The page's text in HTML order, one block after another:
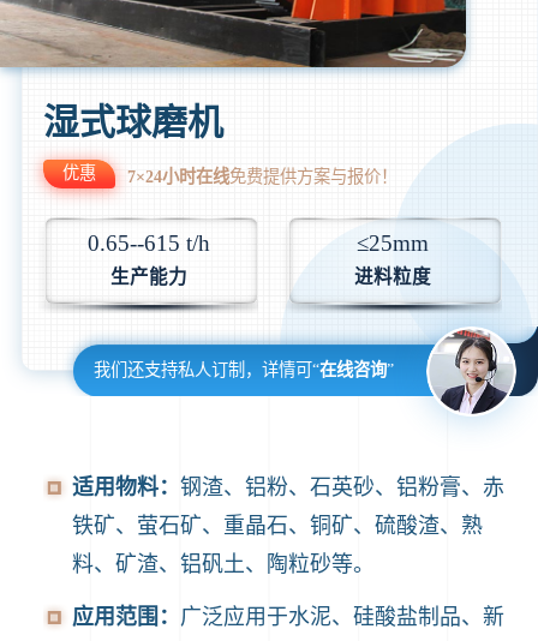
湿式球磨机
优惠 7×24小时在线免费提供方案与报价！
0.65--615 t/h
生产能力
≤25mm
进料粒度
我们还支持私人订制，详情可“在线咨询”
适用物料： 钢渣、铝粉、石英砂、铝粉膏、赤
铁矿、萤石矿、重晶石、铜矿、硫酸渣、熟
料、矿渣、铝矾土、陶粒砂等。
应用范围： 广泛应用于水泥、硅酸盐制品、新